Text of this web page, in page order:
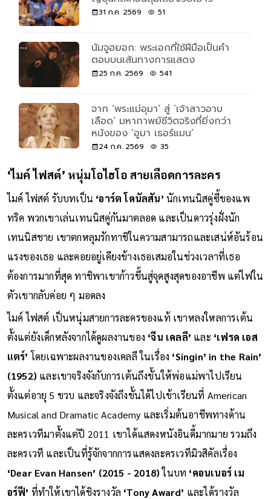
31 ก.ค. 2569 51
นัมจูฮยอก: พระเอกที่ใช้ฝีมือเป็นคำ
ตอบบนเส้นทางการแสดง
25 ก.ค. 2569 541
จาก ‘พระแม่อุมา’ สู่ ‘เจ้าสาวอาบ
เลือด’ มหากาพย์ชีวิตจริงที่ยิ่งกว่า
หนังของ ‘อูมา เธอร์แมน’
24 ก.ค. 2569 35
‘ไมค์ ไฟสต์’ หนุ่มโอไฮโอ สายเลือดการละคร
ไมค์ ไฟสต์ รับบทเป็น ‘อาร์ต โดนัลสัน’นักเทนนิสคู่ซี้ของแพ
ทริค พวกเขาเล่นเทนนิสคู่กันมาตลอด และเป็นดาวรุ่งฝั่งนัก
เทนนิสชาย เขาตกหลุมรักทาชิในความสามารถและเสน่ห์อันร้อน
แรงของเธอ และคอยอยู่เคียงข้างเธอเสมอในช่วงเวลาที่เธอ
ต้องการมากที่สุด ทาชิพาเขาก้าวขึ้นสู่จุดสูงสุดของอาชีพ แต่ไฟใน
ตัวเขากลับค่อย ๆ มอดลง
ไมค์ ไฟสต์ เป็นหนุ่มสายการละครของแท้ เขาหลงใหลการเต้น
ตั้งแต่ยังเด็กหลังจากได้ดูผลงานของ ‘จีน เคลลี’ และ ‘เฟรด เอส
แตร์’โดยเฉพาะผลงานของเคลลี ในเรื่อง ‘Singin’ in the Rain’
(1952) และเขาจริงจังกับการเต้นถึงขั้นให้พ่อแม่พาไปเรียน
ตั้งแต่อายุ 5 ขวบ และจริงจังถึงขั้นได้ไปเข้าเรียนที่ American
Musical and Dramatic Academy และเริ่มต้นอาชีพทางด้าน
ละครเวทีมาตั้งแต่ปี 2011 เขาได้แสดงหนังอินดี้มากมาย รวมถึง
ละครเวที และเป็นที่รู้จักจากการแสดงละครเวทีมิวสิคัลเรื่อง
‘Dear Evan Hansen’ (2015 - 2018)ในบท ‘คอนเนอร์ เม
อร์ฟี’ ที่ทำให้เขาได้ชิงรางวัล ‘Tony Award’ และได้รางวัล